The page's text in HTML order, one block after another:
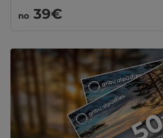
no 39€